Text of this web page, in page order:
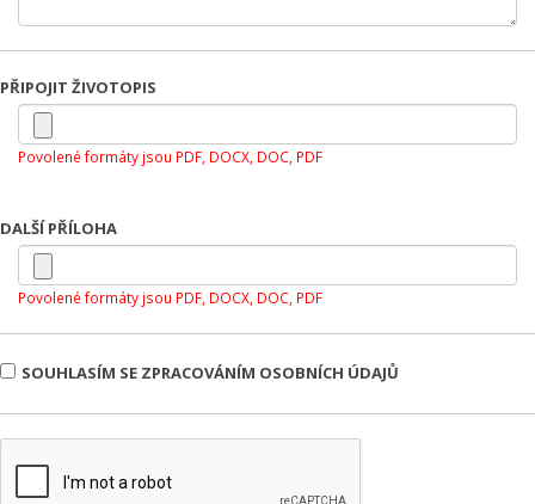
PŘIPOJIT ŽIVOTOPIS
Povolené formáty jsou PDF, DOCX, DOC, PDF
DALŠÍ PŘÍLOHA
Povolené formáty jsou PDF, DOCX, DOC, PDF
SOUHLASÍM SE ZPRACOVÁNÍM OSOBNÍCH ÚDAJŮ